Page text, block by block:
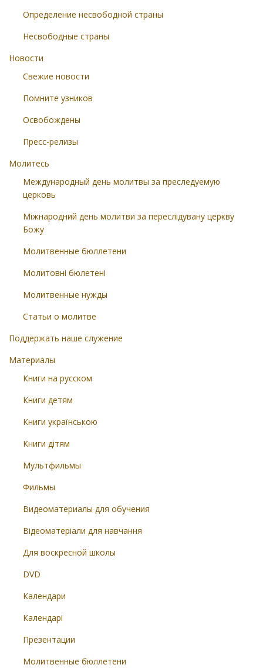
Определение несвободной страны
Несвободные страны
Новости
Свежие новости
Помните узников
Освобождены
Пресс-релизы
Молитесь
Международный день молитвы за преследуемую
церковь
Міжнародний день молитви за переслідувану церкву
Божу
Молитвенные бюллетени
Молитовні бюлетені
Молитвенные нужды
Статьи о молитве
Поддержать наше служение
Материалы
Книги на русском
Книги детям
Книги українською
Книги дітям
Мультфильмы
Фильмы
Видеоматериалы для обучения
Відеоматеріали для навчання
Для воскресной школы
DVD
Календари
Календарі
Презентации
Молитвенные бюллетени